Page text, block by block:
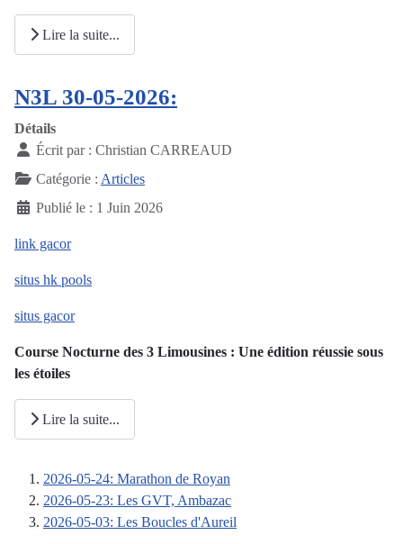
Lire la suite...
N3L 30-05-2026:
Détails
Écrit par : Christian CARREAUD
Catégorie : Articles
Publié le : 1 Juin 2026
link gacor
situs hk pools
situs gacor
Course Nocturne des 3 Limousines : Une édition réussie sous
les étoiles
Lire la suite...
2026-05-24: Marathon de Royan
2026-05-23: Les GVT, Ambazac
2026-05-03: Les Boucles d'Aureil